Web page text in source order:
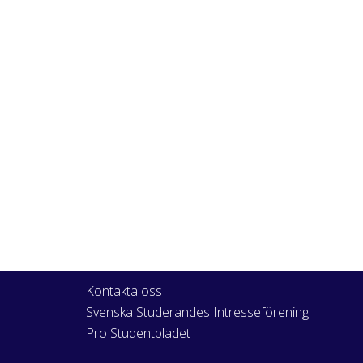
Kontakta oss
Svenska Studerandes Intresseförening
Pro Studentbladet